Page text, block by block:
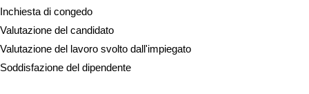
Inchiesta di congedo
Valutazione del candidato
Valutazione del lavoro svolto dall'impiegato
Soddisfazione del dipendente